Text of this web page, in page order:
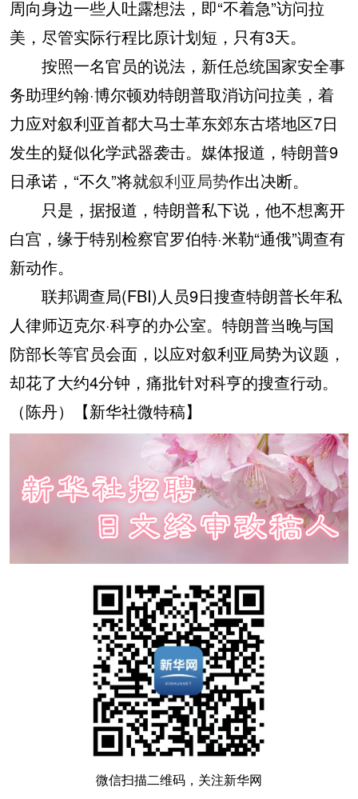
周向身边一些人吐露想法，即“不着急”访问拉
美，尽管实际行程比原计划短，只有3天。
按照一名官员的说法，新任总统国家安全事
务助理约翰·博尔顿劝特朗普取消访问拉美，着
力应对叙利亚首都大马士革东郊东古塔地区7日
发生的疑似化学武器袭击。媒体报道，特朗普9
日承诺，“不久”将就叙利亚局势作出决断。
只是，据报道，特朗普私下说，他不想离开
白宫，缘于特别检察官罗伯特·米勒“通俄”调查有
新动作。
联邦调查局(FBI)人员9日搜查特朗普长年私
人律师迈克尔·科亨的办公室。特朗普当晚与国
防部长等官员会面，以应对叙利亚局势为议题，
却花了大约4分钟，痛批针对科亨的搜查行动。
（陈丹）【新华社微特稿】
微信扫描二维码，关注新华网